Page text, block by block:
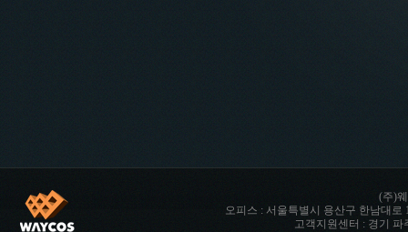
(주)
오피스 : 서울특별시 용산구 한남대로
고객지원센터 : 경기 파